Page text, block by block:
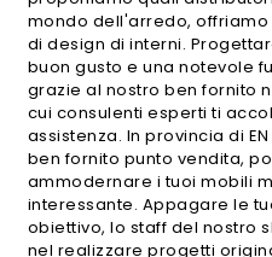
mondo dell'arredo,
di design di interni.
buon gusto e una notevole
grazie al nostro ben fornito
cui consulenti esperti ti
assistenza. In provincia di
ben fornito punto vendita,
ammodernare i tuoi mobili
interessante. Appagare le
obiettivo, lo staff del nostro
nel realizzare progetti